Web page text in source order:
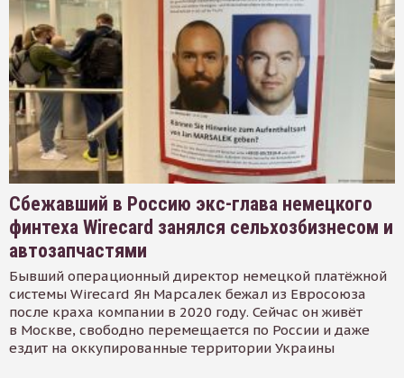
Сбежавший в Россию экс-глава немецкого
финтеха Wirecard занялся сельхозбизнесом и
автозапчастями
Бывший операционный директор немецкой платёжной
системы Wirecard Ян Марсалек бежал из Евросоюза
после краха компании в 2020 году. Сейчас он живёт
в Москве, свободно перемещается по России и даже
ездит на оккупированные территории Украины